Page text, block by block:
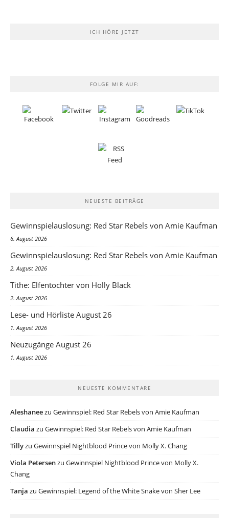
ICH HÖRE JETZT
FOLGE MIR AUF:
NEUESTE BEITRÄGE
Gewinnspielauslosung: Red Star Rebels von Amie Kaufman
6. August 2026
Gewinnspielauslosung: Red Star Rebels von Amie Kaufman
2. August 2026
Tithe: Elfentochter von Holly Black
2. August 2026
Lese- und Hörliste August 26
1. August 2026
Neuzugänge August 26
1. August 2026
NEUESTE KOMMENTARE
Aleshaneezu Gewinnspiel: Red Star Rebels von Amie Kaufman
Claudia zu Gewinnspiel: Red Star Rebels von Amie Kaufman
Tillyzu Gewinnspiel Nightblood Prince von Molly X. Chang
Viola Petersenzu Gewinnspiel Nightblood Prince von Molly X.
Chang
Tanja zu Gewinnspiel: Legend of the White Snake von Sher Lee